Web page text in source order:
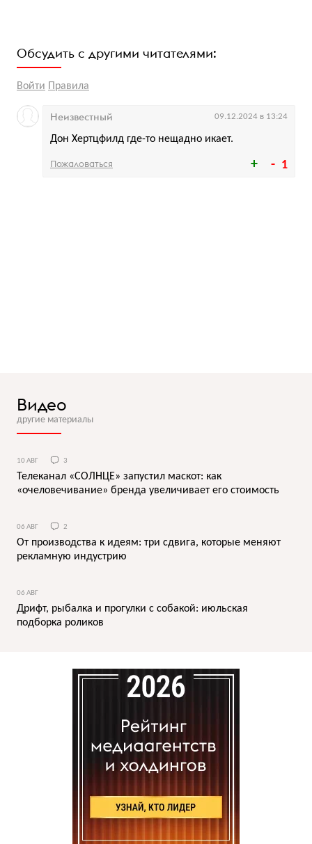
Обсудить с другими читателями:
Войти Правила
1
Дон Хертцфилд где-то нещадно икает.
Неизвестный 09.12.2024 в 13:24
Пожаловаться
Видео
другие материалы
10 АВГ 3
Телеканал «СОЛНЦЕ» запустил маскот: как
«очеловечивание» бренда увеличивает его стоимость
06 АВГ 2
От производства к идеям: три сдвига, которые меняют
рекламную индустрию
06 АВГ
Дрифт, рыбалка и прогулки с собакой: июльская
подборка роликов